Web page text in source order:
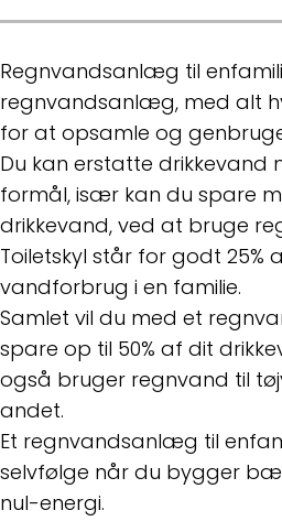
Regnvandsanlæg til
regnvandsanlæg, med alt
for at opsamle og
Du kan erstatte drikkevand
formål, især kan du spare
drikkevand, ved at bruge
Toiletskyl står for godt 25%
vandforbrug i en familie.
Samlet vil du med et
spare op til 50% af dit
også bruger regnvand til
andet.
Et regnvandsanlæg til
selvfølge når du bygger
nul-energi.